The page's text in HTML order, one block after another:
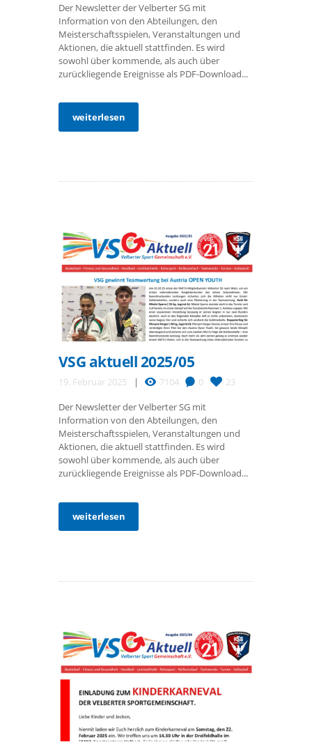
Der Newsletter der Velberter SG mit
Information von den Abteilungen, den
Meisterschaftsspielen, Veranstaltungen und
Aktionen, die aktuell stattfinden. Es wird
sowohl über kommende, als auch über
zurückliegende Ereignisse als PDF-Download...
weiterlesen
VSG aktuell 2025/05
19. Februar 2025 7104 0 23
Der Newsletter der Velberter SG mit
Information von den Abteilungen, den
Meisterschaftsspielen, Veranstaltungen und
Aktionen, die aktuell stattfinden. Es wird
sowohl über kommende, als auch über
zurückliegende Ereignisse als PDF-Download...
weiterlesen